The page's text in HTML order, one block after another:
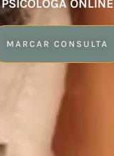
PSICÓLOGA ONLINE
MARCAR CONSULTA